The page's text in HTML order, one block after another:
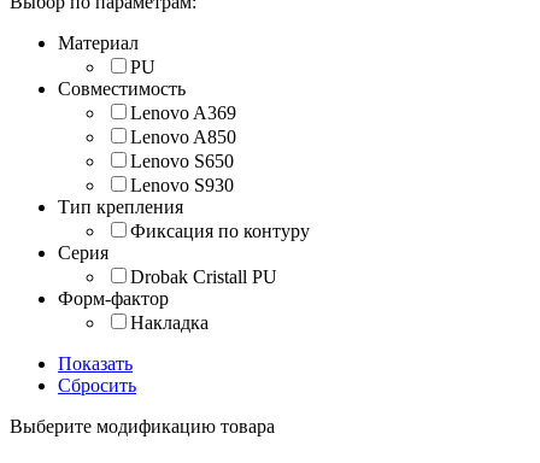
Материал
PU
Совместимость
Lenovo A369
Lenovo A850
Lenovo S650
Lenovo S930
Тип крепления
Фиксация по контуру
Серия
Drobak Cristall PU
Форм-фактор
Накладка
Показать
Сбросить
Выберите модификацию товара